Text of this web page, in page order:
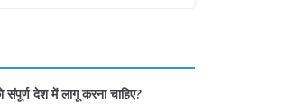
“भैराना धाम आंदोलन” हुआ
समाप्त, प्रशासन और धाम में
संपूर्ण देश में लागू करना चाहिए?